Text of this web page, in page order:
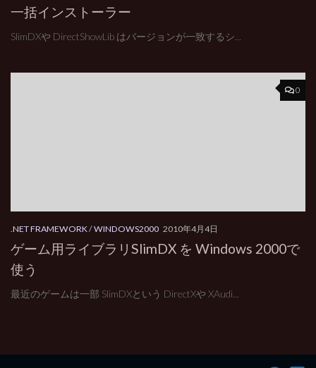
一括インストーラー
SlimDXや DirectShowLib はバージョンが一致するシ...
0
.NET FRAMEWORK/WINDOWS2000 2010年4月4日
ゲーム用ライブラリSlimDX を Windows 2000で
使う
最近のゲームは一部 SlimDXという DirectXや XAudi...